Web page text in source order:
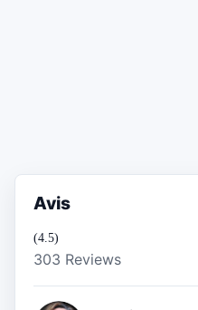
Avis
(4.5)
303 Reviews